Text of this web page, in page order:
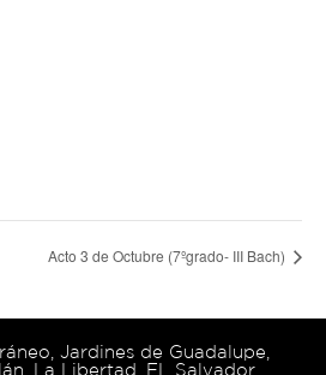
Acto 3 de Octubre (7ºgrado- III Bach)
Jardines de Guadalupe,
La Libertad, EL Salvador.